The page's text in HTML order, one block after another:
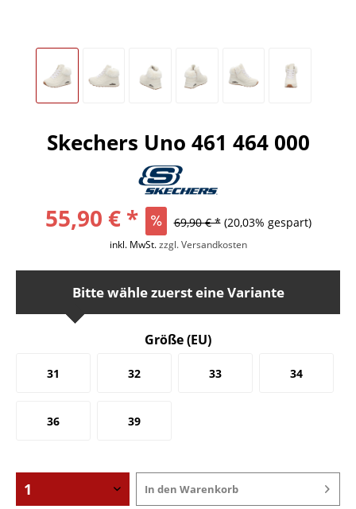
Skechers Uno 461 464 000
55,90 € * 69,90 € * (20,03% gespart)
inkl. MwSt.zzgl. Versandkosten
Bitte wähle zuerst eine Variante
Größe (EU)
31 32 33 34
36 39
In den Warenkorb